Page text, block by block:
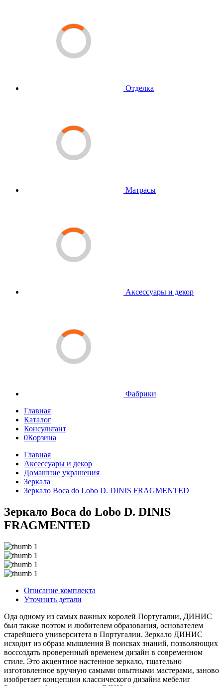
Отделка
Матрасы
Аксессуары и декор
Фабрики
Главная
Каталог
Консультант
0Корзина
Главная
Аксессуары и декор
Домашние украшения
Зеркала
Зеркало Boca do Lobo D. DINIS FRAGMENTED
Зеркало Boca do Lobo D. DINIS
FRAGMENTED
Описание комплекта
Уточнить детали
Ода одному из самых важных королей Португалии, ДИНИС
был также поэтом и любителем образования, основателем
старейшего университета в Португалии. Зеркало ДИНИС
исходит из образа мышления В поисках знаний, позволяющих
воссоздать проверенный временем дизайн в современном
стиле. Это акцентное настенное зеркало, тщательно
изготовленное вручную самыми опытными мастерами, заново
изобретает концепции классического дизайна мебелиr